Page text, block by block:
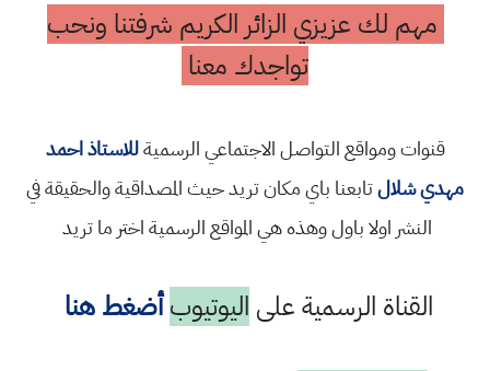
مهم لك عزيزي الزائر الكريم شرفتنا ونحب
تواجدك معنا
قنوات ومواقع التواصل الاجتماعي الرسميةللاستاذ احمد
مهدي شلالتابعنا باي مكان تريد حيث المصداقية والحقيقة في
النشر اولا باول وهذه هي المواقع الرسمية اختر ما تريد
القناة الرسمية على اليوتيوب أضغط هنا